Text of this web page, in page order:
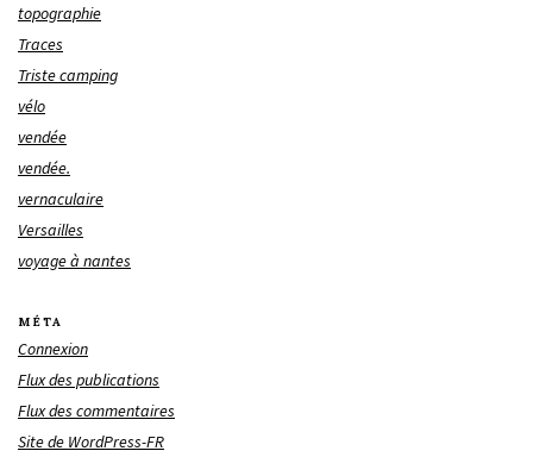
topographie
Traces
Triste camping
vélo
vendée
vendée.
vernaculaire
Versailles
voyage à nantes
MÉTA
Connexion
Flux des publications
Flux des commentaires
Site de WordPress-FR